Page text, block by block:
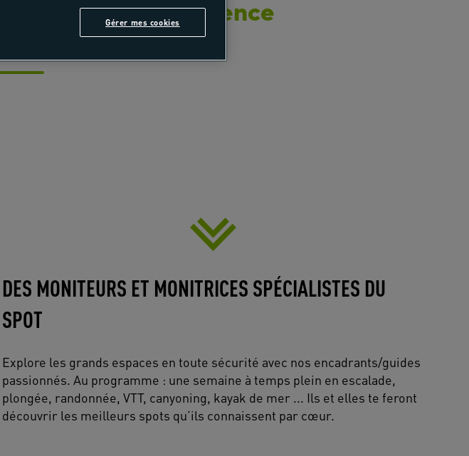
Nature : l'expérience
DES MONITEURS ET MONITRICES SPÉCIALISTES DU
SPOT
Explore les grands espaces en toute sécurité avec nos encadrants/guides
passionnés. Au programme : une semaine à temps plein en escalade,
plongée, randonnée, VTT, canyoning, kayak de mer ... Ils et elles te feront
découvrir les meilleurs spots qu’ils connaissent par cœur.
Gérer mes cookies